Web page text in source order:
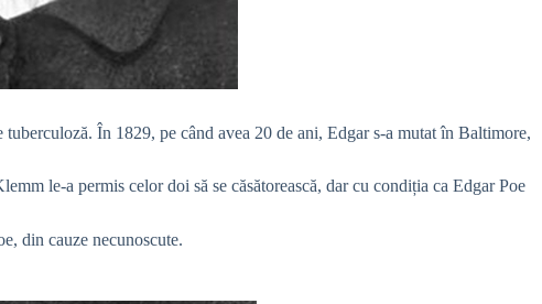
În 1829, pe când avea 20 de ani, Edgar s-a mutat în Baltimore,
le-a permis celor doi să se căsătorească, dar cu condiția ca Edgar Poe
din cauze necunoscute.